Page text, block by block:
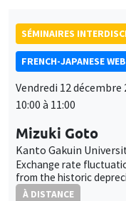
SÉMINAIRES
FRENCH-JAPANESE
Vendredi 12 décembre
10:00 à 11:00
Mizuki Goto
Kanto Gakuin
Exchange rate
from the historic
À DISTANCE